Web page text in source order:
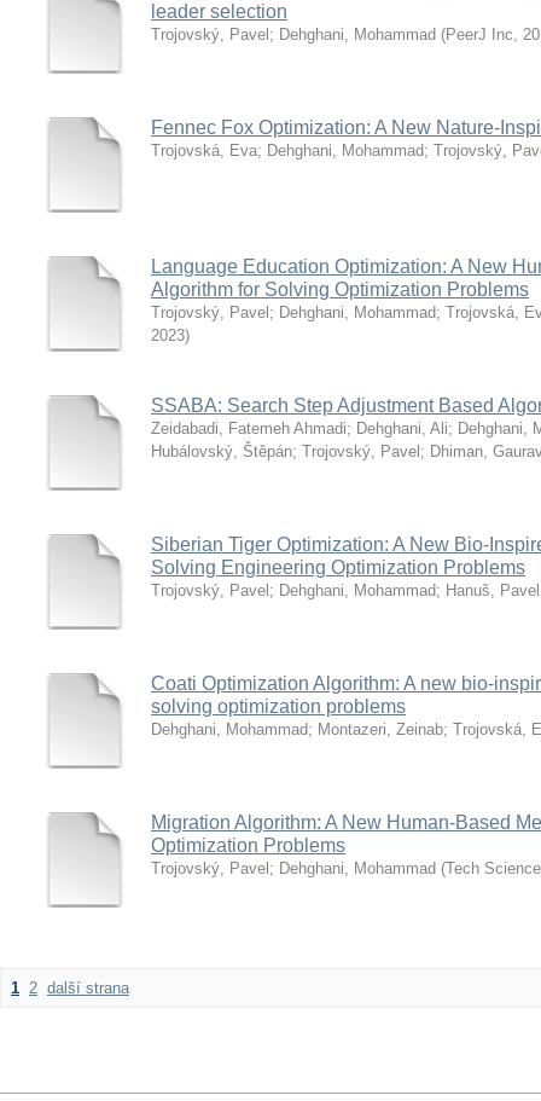
leader selection
Trojovský, Pavel ; Dehghani, Mohammad (PeerJ Inc,
Fennec Fox Optimization: A New Nature-
Trojovská, Eva; Dehghani, Mohammad; Trojovský,
Language Education Optimization: A New
Algorithm for Solving Optimization Problems
Trojovský, Pavel ; Dehghani, Mohammad; Trojovská,
2023)
SSABA: Search Step Adjustment Based
Zeidabadi, Fatemeh Ahmadi; Dehghani, Ali; Dehghani,
Hubálovský, Štěpán; Trojovský, Pavel ; Dhiman,
Siberian Tiger Optimization: A New Bio-
Solving Engineering Optimization Problems
Trojovský, Pavel ; Dehghani, Mohammad; Hanuš, Pavel
Coati Optimization Algorithm: A new bio-
solving optimization problems
Dehghani, Mohammad; Montazeri, Zeinab; Trojovská,
Migration Algorithm: A New Human-Based
Optimization Problems
Trojovský, Pavel ; Dehghani, Mohammad (Tech
1 2 další strana